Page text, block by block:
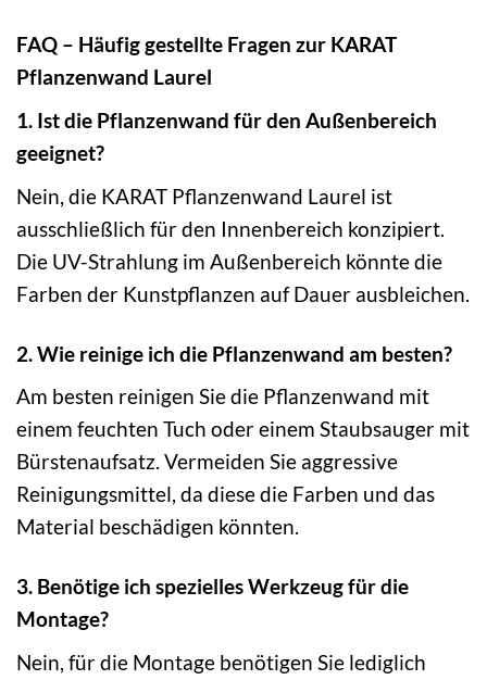
FAQ – Häufig gestellte Fragen zur KARAT
Pflanzenwand Laurel
1. Ist die Pflanzenwand für den Außenbereich
geeignet?
Nein, die KARAT Pflanzenwand Laurel ist
ausschließlich für den Innenbereich konzipiert.
Die UV-Strahlung im Außenbereich könnte die
Farben der Kunstpflanzen auf Dauer ausbleichen.
2. Wie reinige ich die Pflanzenwand am besten?
Am besten reinigen Sie die Pflanzenwand mit
einem feuchten Tuch oder einem Staubsauger mit
Bürstenaufsatz. Vermeiden Sie aggressive
Reinigungsmittel, da diese die Farben und das
Material beschädigen könnten.
3. Benötige ich spezielles Werkzeug für die
Montage?
Nein, für die Montage benötigen Sie lediglich